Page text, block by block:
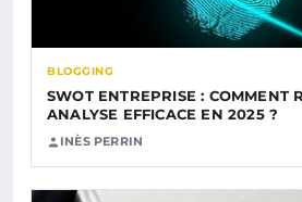
BLOGGING
SWOT ENTREPRISE : COMMENT
ANALYSE EFFICACE EN 2025 ?
INÈS PERRIN